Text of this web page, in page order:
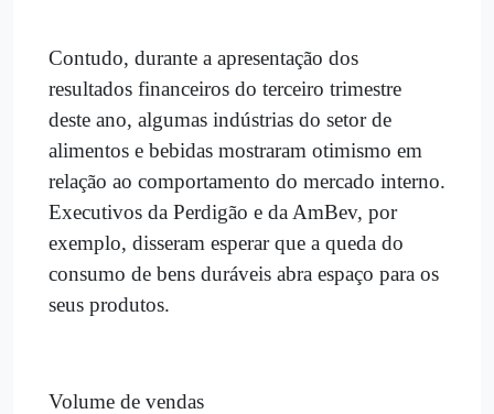
Contudo, durante a apresentação dos
resultados financeiros do terceiro trimestre
deste ano, algumas indústrias do setor de
alimentos e bebidas mostraram otimismo em
relação ao comportamento do mercado interno.
Executivos da Perdigão e da AmBev, por
exemplo, disseram esperar que a queda do
consumo de bens duráveis abra espaço para os
seus produtos.
Volume de vendas